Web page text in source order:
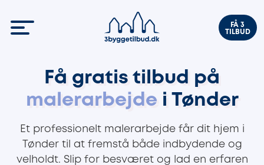
FÅ 3
TILBUD
Få gratis tilbud på
malerarbejde i Tønder
Et professionelt malerarbejde får dit hjem i
Tønder til at fremstå både indbydende og
velholdt. Slip for besværet og lad en erfaren